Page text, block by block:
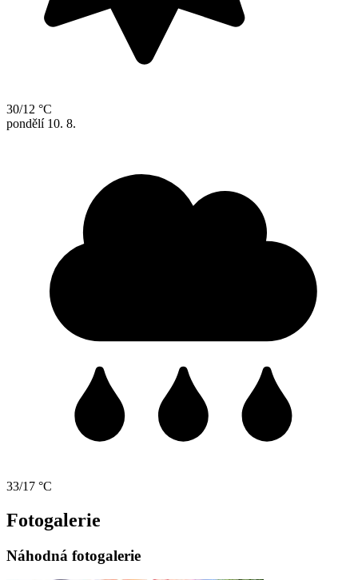
30/12 °C
pondělí 10. 8.
33/17 °C
Fotogalerie
Náhodná fotogalerie